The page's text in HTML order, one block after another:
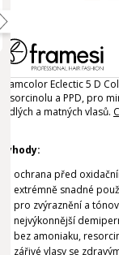
Framcolor Eclectic 5 D
resorcinolu a PPD, pro
mdlých a matných vlasů.
Výhody:
ochrana před
extrémně snadné
pro zvýraznění a
nejvýkonnější
bez amoniaku,
zářivé vlasy se